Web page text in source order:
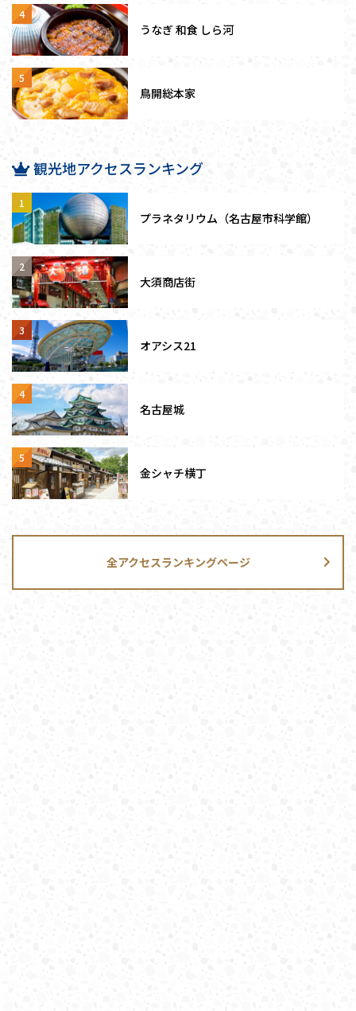
うなぎ 和食 しら河
鳥開総本家
観光地アクセスランキング
プラネタリウム（名古屋市科学館）
大須商店街
オアシス21
名古屋城
金シャチ横丁
全アクセスランキングページ